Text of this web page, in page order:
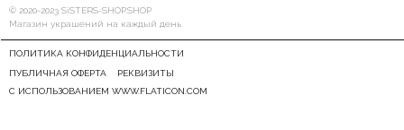
© 2020-2023 SiSTERS-SHOP.SHOP
Магазин украшений на каждый день
РЕКВИЗИТЫ
ПОЛИТИКА КОНФИДЕНЦИАЛЬНОСТИ
ПУБЛИЧНАЯ ОФЕРТА
С ИСПОЛЬЗОВАНИЕМ WWW.FLATICON.COM